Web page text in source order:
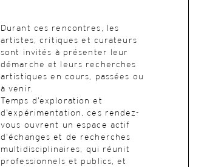
Durant ces rencontres, les
artistes, critiques et curateurs
sont invités à présenter leur
démarche et leurs recherches
artistiques en cours, passées ou
à venir.
Temps d’exploration et
d’expérimentation, ces rendez-
vous ouvrent un espace actif
d’échanges et de recherches
multidisciplinaires, qui réunit
professionnels et publics, et